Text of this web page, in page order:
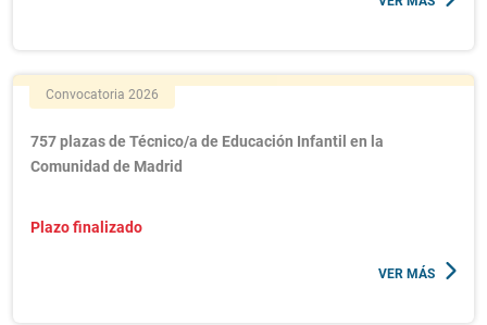
Convocatoria 2026
757 plazas de Técnico/a de Educación Infantil en la
Comunidad de Madrid
Plazo finalizado
VER MÁS